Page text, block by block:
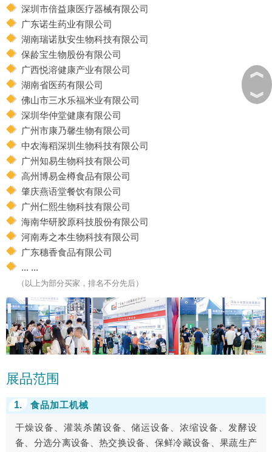
深圳市倍益康医疗器械有限公司
广东诺生药业有限公司
湖南瑞诺肽安生物科技有限公司
保龄宝生物股份有限公司
广西悦溶健康产业有限公司
湖南省医药有限公司
佛山市三水乐福米业有限公司
深圳华仲堂健康有限公司
广州市康乃馨生物有限公司
中农海稻深圳生物科技有限公司
广州知易生物科技有限公司
高州博易金樽食品有限公司
肇庆燕语堂餐饮有限公司
广州仁熙生物科技有限公司
海南华研胶原科技股份有限公司
河南寿之本生物科技有限公司
广东穗香食品有限公司
... ...
（以上为部分买家，排名不分先后）
展品范围
1. 食品加工机械
干燥设备、灌装杀菌设备、储运设备、浓缩设备、发酵设
备、分选分离设备、热交换设备、保鲜冷藏设备、果蔬生产
︽
︾